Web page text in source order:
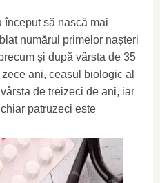
început să nască mai
numărul primelor nașteri
și după vârsta de 35
ani, ceasul biologic al
de treizeci de ani, iar
patruzeci este